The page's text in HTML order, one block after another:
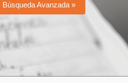
Búsqueda Avanzada »